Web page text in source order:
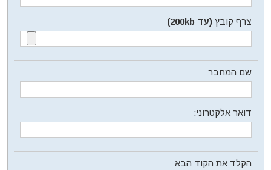
צרף קובץ (עד 200kb)
שם המחבר:
דואר אלקטרוני:
הקלד את הקוד הבא: